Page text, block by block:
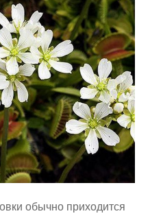
обычно приходится